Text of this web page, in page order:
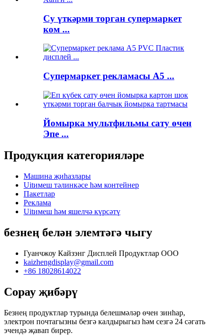
Су үткәрми торган супермаркет
ком ...
Супермаркет рекламасы A5 ...
Йомырка мультфильмы сату өчен
Эпе ...
Продукция категорияләре
Машина җиһазлары
Uitимеш тәлинкәсе һәм контейнер
Пакетлар
Реклама
Uitимеш һәм яшелчә күрсәтү
безнең белән элемтәгә чыгу
Гуанчжоу Кайзэнг Дисплей Продуктлар ООО
kaizhengdisplay@gmail.com
+86 18028614022
Сорау җибәрү
Безнең продуктлар турында белешмәләр өчен зинһар,
электрон почтагызны безгә калдырыгыз һәм сезгә 24 сәгать
эчендә җавап бирер.